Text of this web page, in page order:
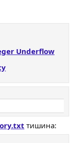
Underflow
тишина: